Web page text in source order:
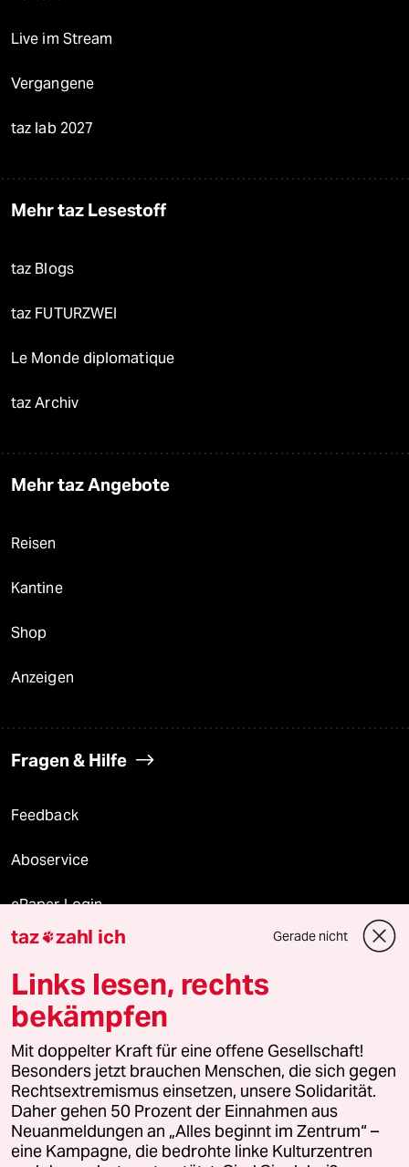
Live im Stream
Vergangene
taz lab 2027
Mehr taz Lesestoff
taz Blogs
taz FUTURZWEI
Le Monde diplomatique
taz Archiv
Mehr taz Angebote
Reisen
Kantine
Shop
Anzeigen
Fragen & Hilfe
Feedback
Aboservice
ePaper Login
Downloads für Abonnierende
© 2026 taz Verlags und Vertriebs GmbH
Alle Rechte vorbehalten. Bei rechtlichen Fragen oder für Genehmigungen
wenden Sie sich bitte an
lizenzen@taz.de
Feedback Redaktionsstatut Kommune-Richtlinien
taz zahl ich Gerade nicht
Links lesen, rechts
bekämpfen
Mit doppelter Kraft für eine offene Gesellschaft!
Besonders jetzt brauchen Menschen, die sich gegen
Rechtsextremismus einsetzen, unsere Solidarität.
Daher gehen 50 Prozent der Einnahmen aus
Neuanmeldungen an „Alles beginnt im Zentrum“ –
eine Kampagne, die bedrohte linke Kulturzentren